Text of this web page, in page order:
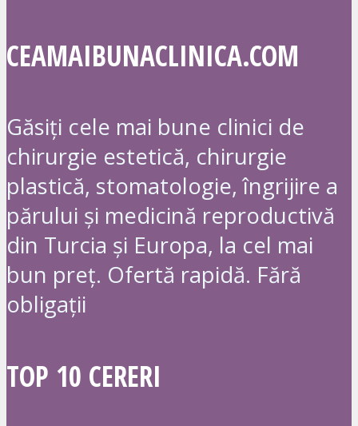
CEAMAIBUNACLINICA.COM
Găsiți cele mai bune clinici de
chirurgie estetică, chirurgie
plastică, stomatologie, îngrijire a
părului și medicină reproductivă
din Turcia și Europa, la cel mai
bun preț. Ofertă rapidă. Fără
obligații
TOP 10 CERERI